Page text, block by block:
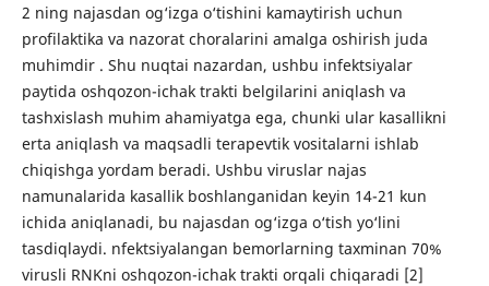
2 ning najasdan og‘izga o‘tishini kamaytirish uchun
profilaktika va nazorat choralarini amalga oshirish juda
muhimdir . Shu nuqtai nazardan, ushbu infektsiyalar
paytida oshqozon-ichak trakti belgilarini aniqlash va
tashxislash muhim ahamiyatga ega, chunki ular kasallikni
erta aniqlash va maqsadli terapevtik vositalarni ishlab
chiqishga yordam beradi. Ushbu viruslar najas
namunalarida kasallik boshlanganidan keyin 14-21 kun
ichida aniqlanadi, bu najasdan og‘izga o‘tish yo‘lini
tasdiqlaydi. nfektsiyalangan bemorlarning taxminan 70%
virusli RNKni oshqozon-ichak trakti orqali chiqaradi [2]